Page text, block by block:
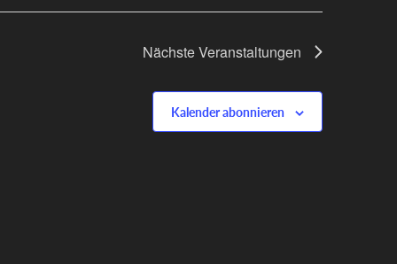
NächsteVeranstaltungen
Kalender abonnieren